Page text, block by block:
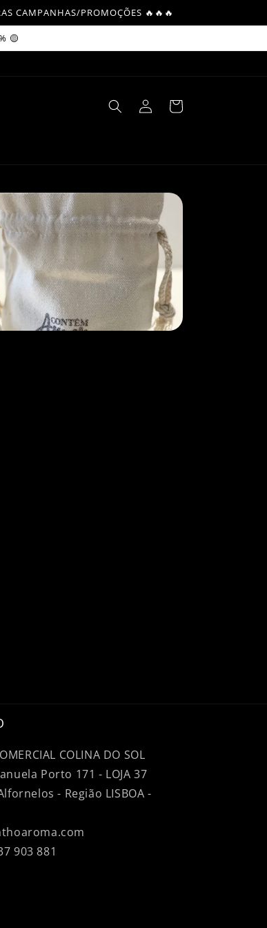
CAMPANHAS/PROMOÇÕES 🔥🔥🔥
🟡
Log
in
Cart
COLINA DO SOL
Porto 171 - LOJA 37
- Região LISBOA -
903 881